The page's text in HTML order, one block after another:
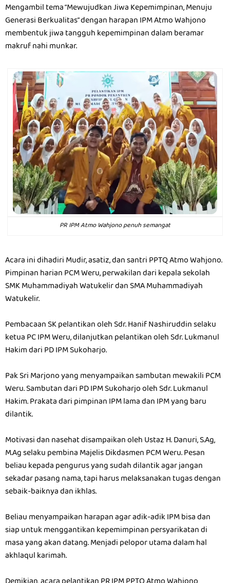
Mengambil tema “Mewujudkan Jiwa Kepemimpinan, Menuju
Generasi Berkualitas” dengan harapan IPM Atmo Wahjono
membentuk jiwa tangguh kepemimpinan dalam beramar
makruf nahi munkar.
PR IPM Atmo Wahjono penuh semangat
Acara ini dihadiri Mudir, asatiz, dan santri PPTQ Atmo Wahjono.
Pimpinan harian PCM Weru, perwakilan dari kepala sekolah
SMK Muhammadiyah Watukelir dan SMA Muhammadiyah
Watukelir.
Pembacaan SK pelantikan oleh Sdr. Hanif Nashiruddin selaku
ketua PC IPM Weru, dilanjutkan pelantikan oleh Sdr. Lukmanul
Hakim dari PD IPM Sukoharjo.
Pak Sri Marjono yang menyampaikan sambutan mewakili PCM
Weru. Sambutan dari PD IPM Sukoharjo oleh Sdr. Lukmanul
Hakim. Prakata dari pimpinan IPM lama dan IPM yang baru
dilantik.
Motivasi dan nasehat disampaikan oleh Ustaz H. Danuri, S.Ag,
M.Ag selaku pembina Majelis Dikdasmen PCM Weru. Pesan
beliau kepada pengurus yang sudah dilantik agar jangan
sekadar pasang nama, tapi harus melaksanakan tugas dengan
sebaik-baiknya dan ikhlas.
Beliau menyampaikan harapan agar adik-adik IPM bisa dan
siap untuk menggantikan kepemimpinan persyarikatan di
masa yang akan datang. Menjadi pelopor utama dalam hal
akhlaqul karimah.